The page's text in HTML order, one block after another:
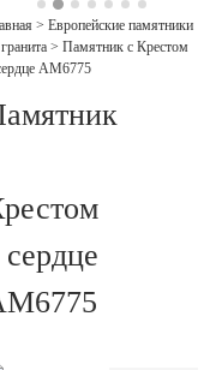
> Европейские памятники
> Памятник с Крестом
AM6775
сердце